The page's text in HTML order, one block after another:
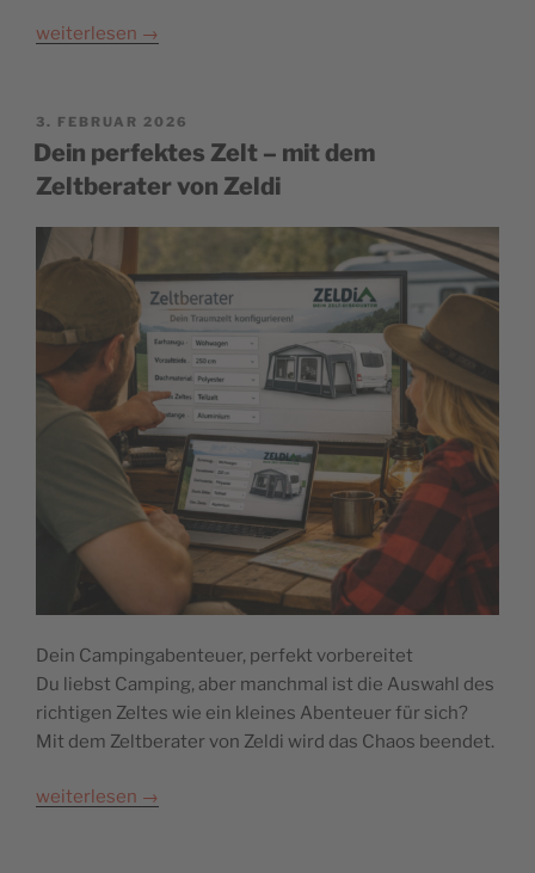
weiterlesen →
POSTED
ON
3. FEBRUAR 2026
Dein perfektes Zelt – mit dem
Zeltberater von Zeldi
Dein Campingabenteuer, perfekt vorbereitet
Du liebst Camping, aber manchmal ist die Auswahl des
richtigen Zeltes wie ein kleines Abenteuer für sich?
Mit dem Zeltberater von Zeldi wird das Chaos beendet.
weiterlesen →